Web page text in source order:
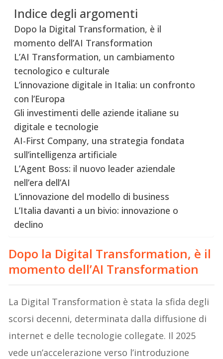
Indice degli argomenti
Dopo la Digital Transformation, è il
momento dell’AI Transformation
L’AI Transformation, un cambiamento
tecnologico e culturale
L’innovazione digitale in Italia: un confronto
con l’Europa
Gli investimenti delle aziende italiane su
digitale e tecnologie
AI-First Company, una strategia fondata
sull’intelligenza artificiale
L’Agent Boss: il nuovo leader aziendale
nell’era dell’AI
L’innovazione del modello di business
L’Italia davanti a un bivio: innovazione o
declino
Dopo la Digital Transformation, è il
momento dell’AI Transformation
La Digital Transformation è stata la sfida degli
scorsi decenni, determinata dalla diffusione di
internet e delle tecnologie collegate. Il 2025
vede un’accelerazione verso l’introduzione